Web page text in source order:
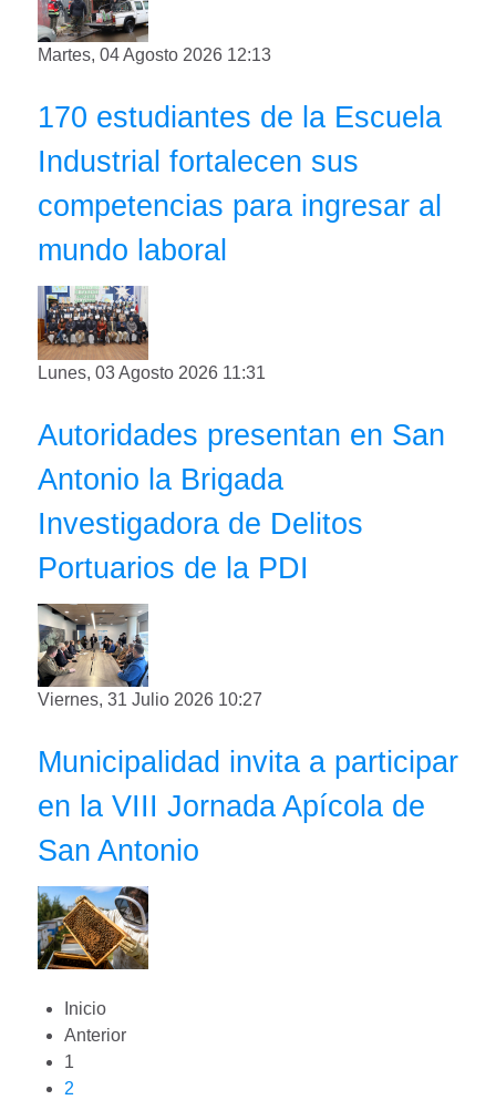
Martes, 04 Agosto 2026 12:13
170 estudiantes de la Escuela
Industrial fortalecen sus
competencias para ingresar al
mundo laboral
Lunes, 03 Agosto 2026 11:31
Autoridades presentan en San
Antonio la Brigada
Investigadora de Delitos
Portuarios de la PDI
Viernes, 31 Julio 2026 10:27
Municipalidad invita a participar
en la VIII Jornada Apícola de
San Antonio
Inicio
Anterior
1
2